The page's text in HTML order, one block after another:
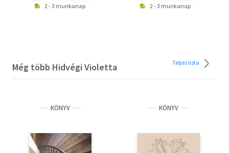
2 - 3 munkanap 2 - 3 munkanap
Még több Hidvégi Violetta Teljes lista
KÖNYV KÖNYV